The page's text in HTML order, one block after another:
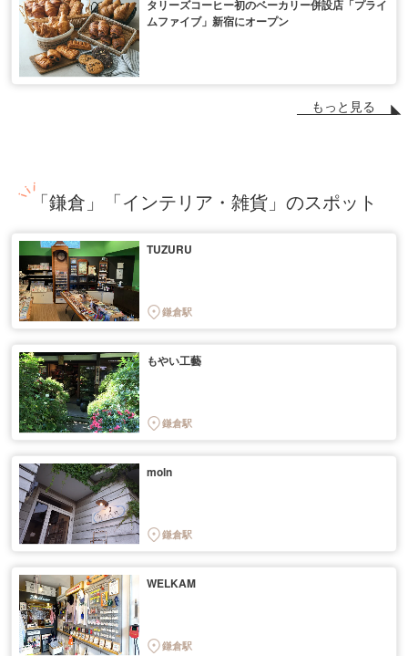
タリーズコーヒー初のベーカリー併設店「プライ
ムファイブ」新宿にオープン
もっと見る
「鎌倉」「インテリア・雑貨」のスポット
TUZURU
鎌倉駅
もやい工藝
鎌倉駅
moln
鎌倉駅
WELKAM
鎌倉駅